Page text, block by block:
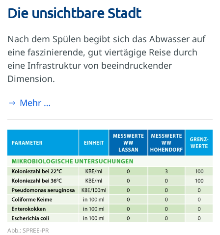
Die unsichtbare Stadt
Nach dem Spülen begibt sich das Abwasser auf
eine faszinierende, gut viertägige Reise durch
eine Infrastruktur von beeindruckender
Dimension.
Mehr …
Abb.: SPREE-PR